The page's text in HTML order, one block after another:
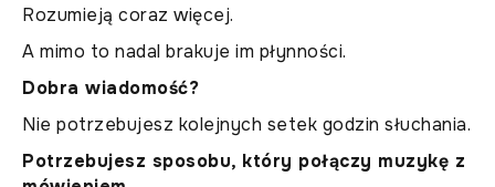
Rozumieją coraz więcej.
A mimo to nadal brakuje im płynności.
Dobra wiadomość?
Nie potrzebujesz kolejnych setek godzin słuchania.
Potrzebujesz sposobu, który połączy muzykę z